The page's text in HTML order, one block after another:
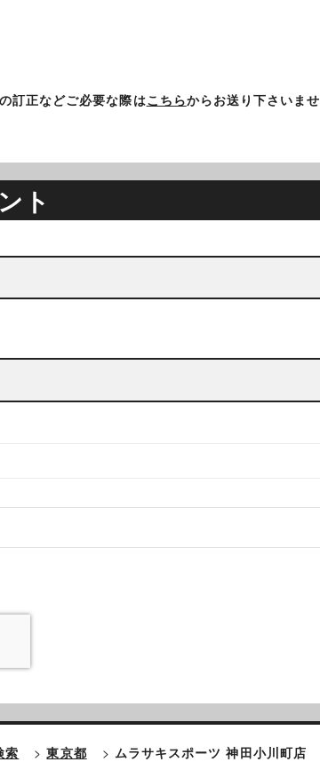
訂正などご必要な際はこちらからお送り下さいませ
ト
索 >東京都 > ムラサキスポーツ 神田小川町店